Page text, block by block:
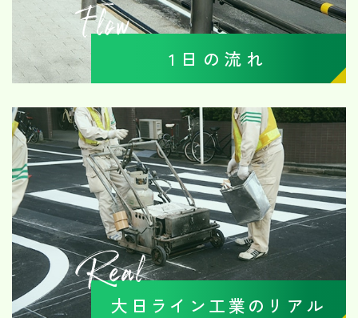
1日の流れ
Flow
大日ライン工業のリアル
Real